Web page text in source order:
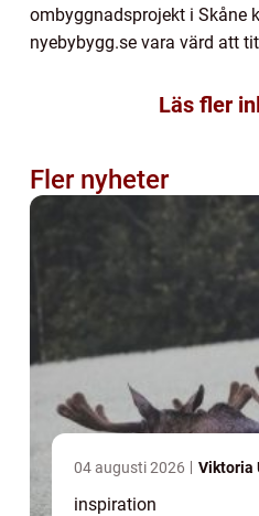
ombyggnadsprojekt i Skåne
nyebybygg.se vara värd att
Läs fler
Fler nyheter
04 augusti 2026 Viktoria
inspiration